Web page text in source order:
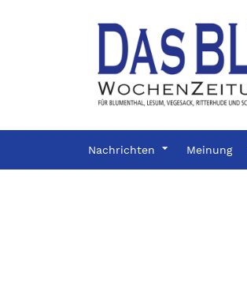
Nachrichten Meinung